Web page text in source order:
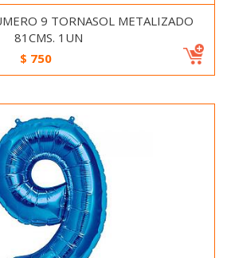
9 TORNASOL METALIZADO
81CMS. 1UN
$ 750